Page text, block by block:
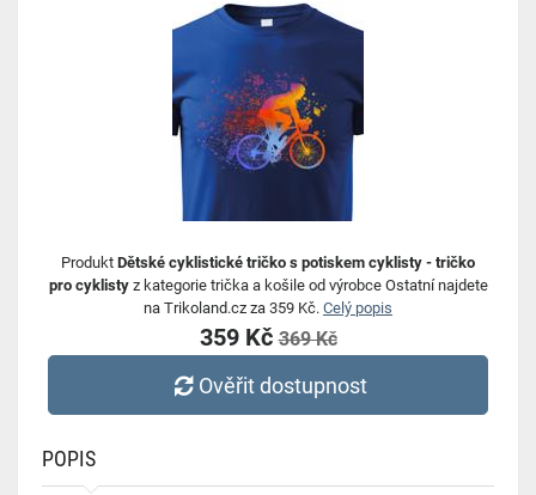
Produkt Dětské cyklistické tričko s potiskem cyklisty - tričko
pro cyklistyz kategorie trička a košile od výrobce Ostatní najdete
na Trikoland.cz za 359 Kč. Celý popis
359 Kč369 Kč
Ověřit dostupnost
POPIS